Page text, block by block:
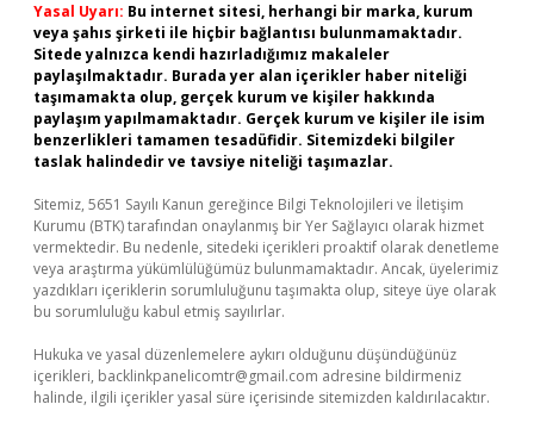
Yasal Uyarı: Bu internet sitesi, herhangi bir marka, kurum
veya şahıs şirketi ile hiçbir bağlantısı bulunmamaktadır.
Sitede yalnızca kendi hazırladığımız makaleler
paylaşılmaktadır. Burada yer alan içerikler haber niteliği
taşımamakta olup, gerçek kurum ve kişiler hakkında
paylaşım yapılmamaktadır. Gerçek kurum ve kişiler ile isim
benzerlikleri tamamen tesadüfidir. Sitemizdeki bilgiler
taslak halindedir ve tavsiye niteliği taşımazlar.
Sitemiz, 5651 Sayılı Kanun gereğince Bilgi Teknolojileri ve İletişim
Kurumu (BTK) tarafından onaylanmış bir Yer Sağlayıcı olarak hizmet
vermektedir. Bu nedenle, sitedeki içerikleri proaktif olarak denetleme
veya araştırma yükümlülüğümüz bulunmamaktadır. Ancak, üyelerimiz
yazdıkları içeriklerin sorumluluğunu taşımakta olup, siteye üye olarak
bu sorumluluğu kabul etmiş sayılırlar.
Hukuka ve yasal düzenlemelere aykırı olduğunu düşündüğünüz
içerikleri, backlinkpanelicomtr@gmail.com adresine bildirmeniz
halinde, ilgili içerikler yasal süre içerisinde sitemizden kaldırılacaktır.